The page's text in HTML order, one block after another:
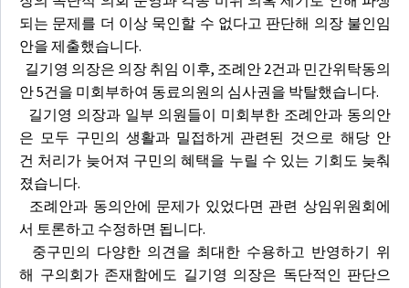
되는 문제를 더 이상 묵인할 수 없다고 판단해 의장 불인임
안을 제출했습니다.
길기영 의장은 의장 취임 이후, 조례안 2건과 민간위탁동의
안 5건을 미회부하여 동료의원의 심사권을 박탈했습니다.
길기영 의장과 일부 의원들이 미회부한 조례안과 동의안
은 모두 구민의 생활과 밀접하게 관련된 것으로 해당 안
건 처리가 늦어져 구민의 혜택을 누릴 수 있는 기회도 늦춰
졌습니다.
조례안과 동의안에 문제가 있었다면 관련 상임위원회에
서 토론하고 수정하면 됩니다.
중구민의 다양한 의견을 최대한 수용하고 반영하기 위
해 구의회가 존재함에도 길기영 의장은 독단적인 판단으